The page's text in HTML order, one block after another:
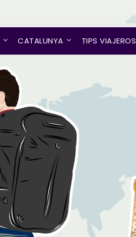
CATALUNYA TIPS VIAJEROS